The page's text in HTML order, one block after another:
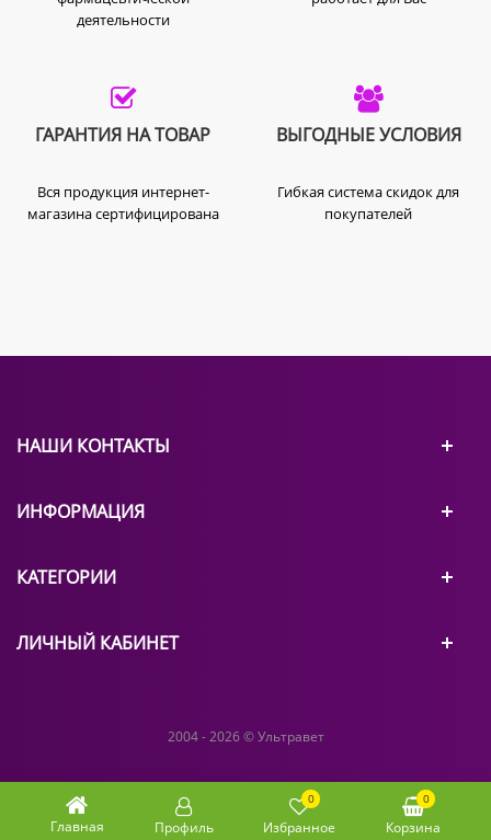
деятельности
ГАРАНТИЯ НА ТОВАР
Вся продукция интернет-
магазина сертифицирована
ВЫГОДНЫЕ УСЛОВИЯ
Гибкая система скидок для
покупателей
НАШИ КОНТАКТЫ
ИНФОРМАЦИЯ
КАТЕГОРИИ
ЛИЧНЫЙ КАБИНЕТ
2004 - 2026 © Ультравет
Главная Профиль Избранное
0
Корзина
0